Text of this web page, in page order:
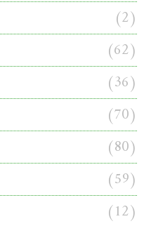
(2)
(62)
(36)
(70)
(80)
(59)
(12)